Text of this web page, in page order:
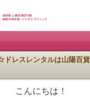
レスレンタルは山陽百
こんにちは！